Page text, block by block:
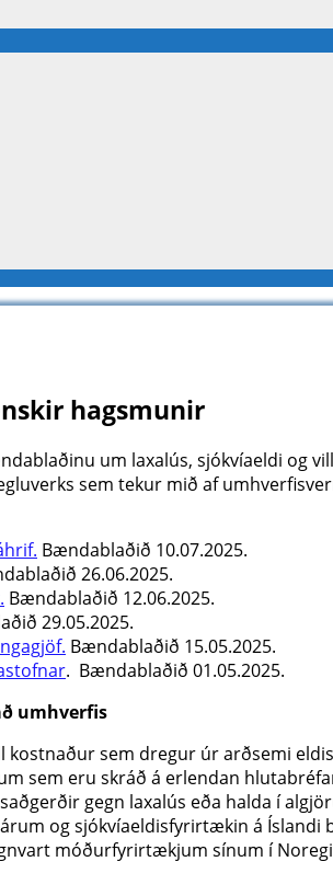
hagsmunir
um laxalús, sjókvíaeldi og
sem tekur mið af
Bændablaðið 10.07.2025.
26.06.2025.
Bændablaðið 12.06.2025.
29.05.2025.
Bændablaðið 15.05.2025.
. Bændablaðið 01.05.2025.
umhverfis
kostnaður sem dregur úr arðsemi
sem eru skráð á erlendan
gegn laxalús eða halda í
og sjókvíaeldisfyrirtækin á Íslandi
móðurfyrirtækjum sínum í